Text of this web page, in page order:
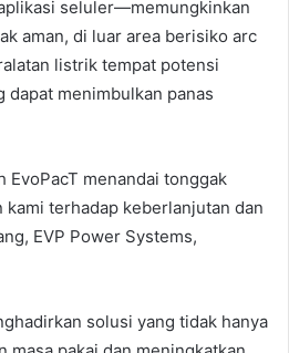
seluler—memungkinkan
aman, di luar area berisiko arc
listrik tempat potensi
dapat menimbulkan panas
EvoPacT menandai tonggak
terhadap keberlanjutan dan
EVP Power Systems,
solusi yang tidak hanya